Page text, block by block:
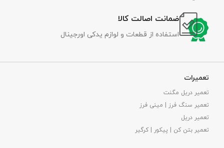
ضمانت اصالت کالا
استفاده از قطعات و لوازم یدکی اورجینال
تعمیرات
تعمیر دریل مگنت
تعمیر سنگ فرز | مینی فرز
تعمیر دریل
تعمیر بتن کن | پیکور | کرگیر